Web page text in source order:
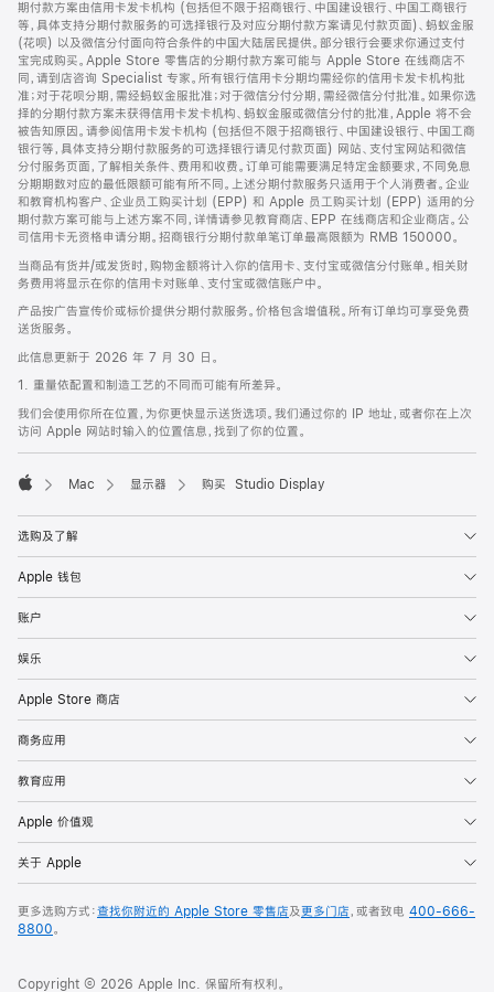
期付款方案由信用卡发卡机构 (包括但不限于招商银行、中国建设银行、中国工商银行
等，具体支持分期付款服务的可选择银行及对应分期付款方案请见付款页面)、蚂蚁金服
(花呗) 以及微信分付面向符合条件的中国大陆居民提供。部分银行会要求你通过支付
宝完成购买。Apple Store 零售店的分期付款方案可能与 Apple Store 在线商店不
同，请到店咨询 Specialist 专家。所有银行信用卡分期均需经你的信用卡发卡机构批
准；对于花呗分期，需经蚂蚁金服批准；对于微信分付分期，需经微信分付批准。如果你选
择的分期付款方案未获得信用卡发卡机构、蚂蚁金服或微信分付的批准，Apple 将不会
被告知原因。请参阅信用卡发卡机构 (包括但不限于招商银行、中国建设银行、中国工商
银行等，具体支持分期付款服务的可选择银行请见付款页面) 网站、支付宝网站和微信
分付服务页面，了解相关条件、费用和收费。订单可能需要满足特定金额要求，不同免息
分期期数对应的最低限额可能有所不同。上述分期付款服务只适用于个人消费者。企业
和教育机构客户、企业员工购买计划 (EPP) 和 Apple 员工购买计划 (EPP) 适用的分
期付款方案可能与上述方案不同，详情请参见教育商店、EPP 在线商店和企业商店。公
司信用卡无资格申请分期。招商银行分期付款单笔订单最高限额为 RMB 150000。
当商品有货并/或发货时，购物金额将计入你的信用卡、支付宝或微信分付账单。相关财
务费用将显示在你的信用卡对账单、支付宝或微信账户中。
产品按广告宣传价或标价提供分期付款服务。价格包含增值税。所有订单均可享受免费
送货服务。
此信息更新于 2026 年 7 月 30 日。
1. 重量依配置和制造工艺的不同而可能有所差异。
我们会使用你所在位置，为你更快显示送货选项。我们通过你的 IP 地址，或者你在上次
访问 Apple 网站时输入的位置信息，找到了你的位置。
Mac 显示器 购买 Studio Display
选购及了解
Apple 钱包
账户
娱乐
Apple Store 商店
商务应用
教育应用
Apple 价值观
关于 Apple
更多选购方式：查找你附近的 Apple Store 零售店及更多门店，或者致电 400-666-
8800。
Copyright © 2026 Apple Inc. 保留所有权利。